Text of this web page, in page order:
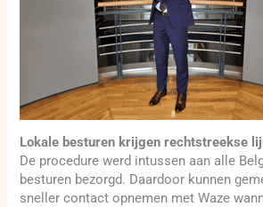
Lokale besturen krijgen rechtstreekse
De procedure werd intussen aan alle
besturen bezorgd. Daardoor kunnen
sneller contact opnemen met Waze